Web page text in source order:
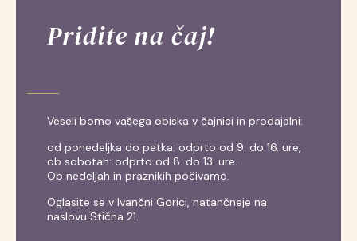
Pridite na čaj!
Veseli bomo vašega obiska v čajnici in prodajalni:
od ponedeljka do petka: odprto od 9. do 16. ure,
ob sobotah: odprto od 8. do 13. ure.
Ob nedeljah in praznikih počivamo.
Oglasite se v Ivančni Gorici, natančneje na
naslovu Stična 21.